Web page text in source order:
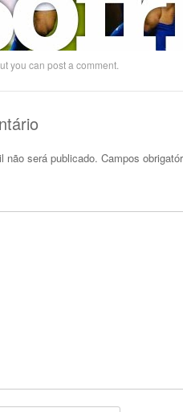
you can post a comment.
não será publicado. Campos